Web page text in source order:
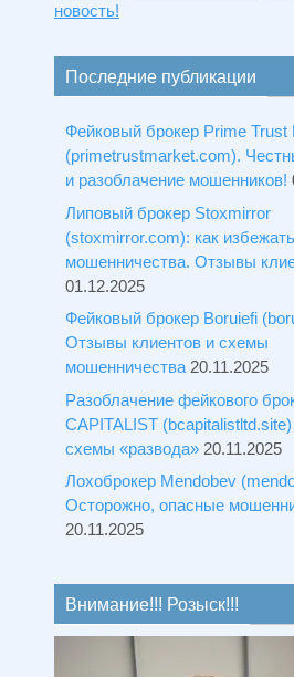
новость!
Последние публикации
Фейковый брокер Prime Trust
(primetrustmarket.com).
и разоблачение мошенников!
Липовый брокер Stoxmirror
(stoxmirror.com): как избежать
мошенничества. Отзывы
01.12.2025
Фейковый брокер Boruiefi
Отзывы клиентов и схемы
мошенничества 20.11.2025
Разоблачение фейкового
CAPITALIST (bcapitalistltd.site)
схемы «развода» 20.11.2025
Лохоброкер Mendobev
Осторожно, опасные
20.11.2025
Внимание!!! Розыск!!!